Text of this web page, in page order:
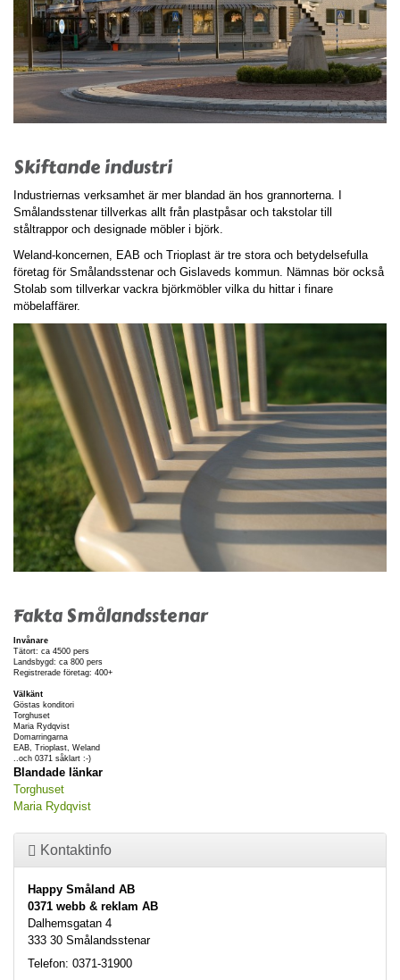
Skiftande industri
Industriernas verksamhet är mer blandad än hos grannorterna. I
Smålandsstenar tillverkas allt från plastpåsar och takstolar till
ståltrappor och designade möbler i björk.
Weland-koncernen, EAB och Trioplast är tre stora och betydelsefulla
företag för Smålandsstenar och Gislaveds kommun. Nämnas bör också
Stolab som tillverkar vackra björkmöbler vilka du hittar i finare
möbelaffärer.
Fakta Smålandsstenar
Invånare
Tätort: ca 4500 pers
Landsbygd: ca 800 pers
Registrerade företag: 400+
Välkänt
Göstas konditori
Torghuset
Maria Rydqvist
Domarringarna
EAB, Trioplast, Weland
..och 0371 såklart :-)
Blandade länkar
Torghuset
Maria Rydqvist
Kontaktinfo
Happy Småland AB
0371 webb & reklam AB
Dalhemsgatan 4
333 30 Smålandsstenar
Telefon: 0371-31900